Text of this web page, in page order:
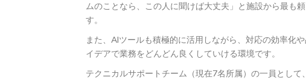
ムのことなら、この人に聞けば大丈夫」と施設から最も
す。
また、AIツールも積極的に活用しながら、対応の効率化
イデアで業務をどんどん良くしていける環境です。
テクニカルサポートチーム（現在7名所属）の一員とし